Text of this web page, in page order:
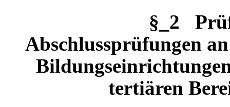
§_2
Abschlussprüfungen
tertiären